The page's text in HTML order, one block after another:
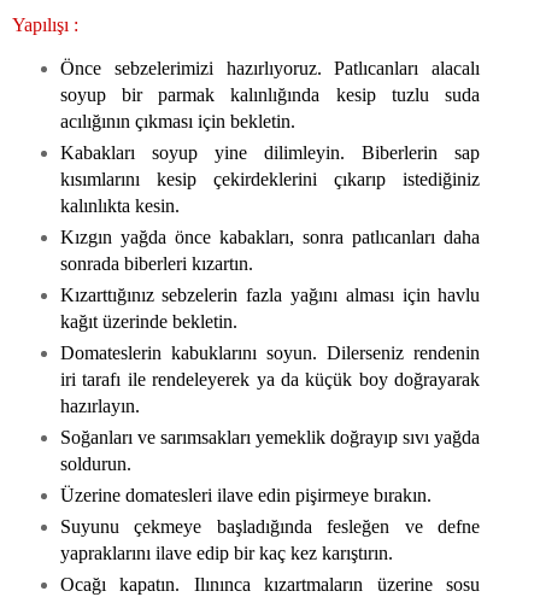
Yapılışı :
Önce sebzelerimizi hazırlıyoruz. Patlıcanları alacalı
soyup bir parmak kalınlığında kesip tuzlu suda
acılığının çıkması için bekletin.
Kabakları soyup yine dilimleyin. Biberlerin sap
kısımlarını kesip çekirdeklerini çıkarıp istediğiniz
kalınlıkta kesin.
Kızgın yağda önce kabakları, sonra patlıcanları daha
sonrada biberleri kızartın.
Kızarttığınız sebzelerin fazla yağını alması için havlu
kağıt üzerinde bekletin.
Domateslerin kabuklarını soyun. Dilerseniz rendenin
iri tarafı ile rendeleyerek ya da küçük boy doğrayarak
hazırlayın.
Soğanları ve sarımsakları yemeklik doğrayıp sıvı yağda
soldurun.
Üzerine domatesleri ilave edin pişirmeye bırakın.
Suyunu çekmeye başladığında fesleğen ve defne
yapraklarını ilave edip bir kaç kez karıştırın.
Ocağı kapatın. Ilınınca kızartmaların üzerine sosu